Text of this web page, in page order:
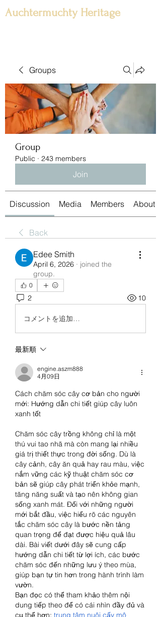
Auchtermuchty Heritage
Groups
Group
Public · 243 members
Join
Discussion Media Members About
Back
Edee Smith
April 6, 2026 · joined the
group.
0
2 10
コメントを追加…
最新順
engine.aszm888
4月09日
Cách chăm sóc cây cơ bản cho người
mới: Hướng dẫn chi tiết giúp cây luôn
xanh tốt
Chăm sóc cây trồng không chỉ là một
thú vui tao nhã mà còn mang lại nhiều
giá trị thiết thực trong đời sống. Dù là
cây cảnh, cây ăn quả hay rau màu, việc
nắm vững các kỹ thuật chăm sóc cơ
bản sẽ giúp cây phát triển khỏe mạnh,
tăng năng suất và tạo nên không gian
sống xanh mát. Đối với những người
mới bắt đầu, việc hiểu rõ các nguyên
tắc chăm sóc cây là bước nền tảng
quan trọng để đạt được hiệu quả lâu
dài. Bài viết dưới đây sẽ cung cấp
hướng dẫn chi tiết từ lợi ích, các bước
chăm sóc đến những lưu ý theo mùa,
giúp bạn tự tin hơn trong hành trình làm
vườn.
Bạn đọc có thể tham khảo thêm nội
dung tiếp theo để có cái nhìn đầy đủ và
cụ thể hơn: trung tâm nuôi cấy mô